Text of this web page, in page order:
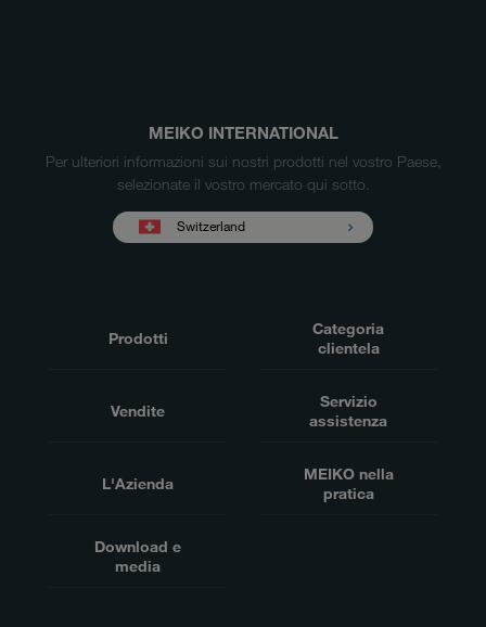
MEIKO INTERNATIONAL
Per ulteriori informazioni sui nostri prodotti nel vostro Paese,
selezionate il vostro mercato qui sotto.
Switzerland
Prodotti
Categoria
clientela
Vendite
Servizio
assistenza
L'Azienda
MEIKO nella
pratica
Download e
media